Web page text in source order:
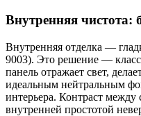
Внутренняя чистота:
Внутренняя отделка —
9003). Это решение —
панель отражает свет,
идеальным нейтральным
интерьера. Контраст
внутренней простотой